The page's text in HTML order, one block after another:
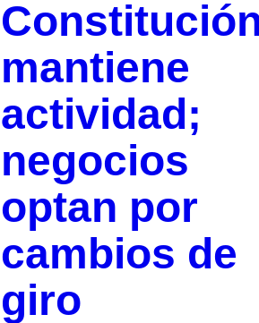
mantiene
actividad;
negocios
optan por
cambios de
giro